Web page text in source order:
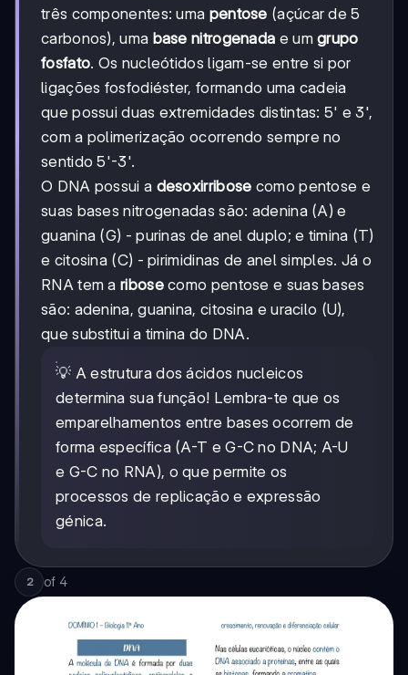
três componentes: uma pentose (açúcar de 5
carbonos), uma base nitrogenada e umgrupo
fosfato. Os nucleótidos ligam-se entre si por
ligações fosfodiéster, formando uma cadeia
que possui duas extremidades distintas: 5' e 3',
com a polimerização ocorrendo sempre no
sentido 5'-3'.
O DNA possui a desoxirribose como pentose e
suas bases nitrogenadas são: adenina (A) e
guanina (G) - purinas de anel duplo; e timina (T)
e citosina (C) - pirimidinas de anel simples. Já o
RNA tem aribosecomo pentose e suas bases
são: adenina, guanina, citosina e uracilo (U),
que substitui a timina do DNA.
💡 A estrutura dos ácidos nucleicos
determina sua função! Lembra-te que os
emparelhamentos entre bases ocorrem de
forma específica (A-T e G-C no DNA; A-U
e G-C no RNA), o que permite os
processos de replicação e expressão
génica.
2 of 4